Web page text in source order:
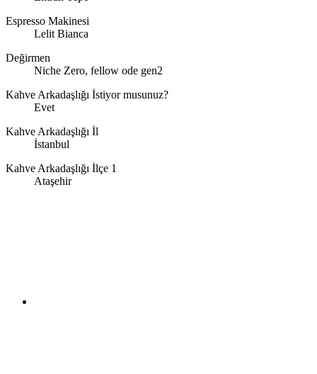
Espresso Makinesi
Lelit Bianca
Değirmen
Niche Zero, fellow ode gen2
Kahve Arkadaşlığı İstiyor musunuz?
Evet
Kahve Arkadaşlığı İl
İstanbul
Kahve Arkadaşlığı İlçe 1
Ataşehir